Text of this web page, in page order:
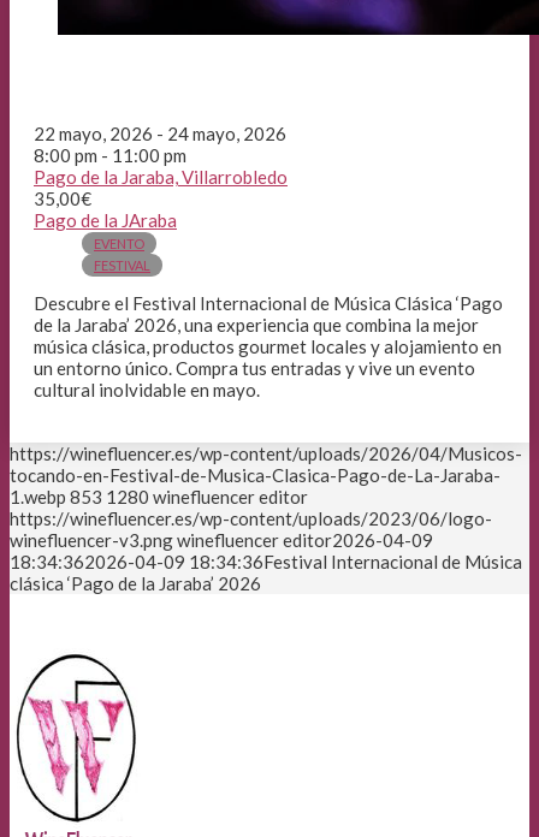
22 mayo, 2026 - 24 mayo, 2026
8:00 pm - 11:00 pm
Pago de la Jaraba, Villarrobledo
35,00€
Pago de la JAraba
EVENTO
FESTIVAL
Descubre el Festival Internacional de Música Clásica ‘Pago
de la Jaraba’ 2026, una experiencia que combina la mejor
música clásica, productos gourmet locales y alojamiento en
un entorno único. Compra tus entradas y vive un evento
cultural inolvidable en mayo.
https://winefluencer.es/wp-content/uploads/2026/04/Musicos-
tocando-en-Festival-de-Musica-Clasica-Pago-de-La-Jaraba-
1.webp 853 1280 winefluencer editor
https://winefluencer.es/wp-content/uploads/2023/06/logo-
winefluencer-v3.pngwinefluencer editor2026-04-09
18:34:362026-04-09 18:34:36Festival Internacional de Música
clásica ‘Pago de la Jaraba’ 2026